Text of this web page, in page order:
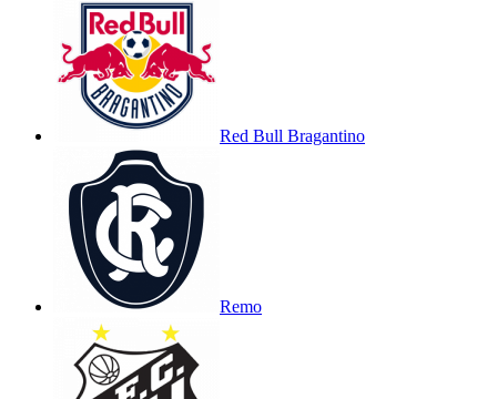
Red Bull Bragantino
Remo